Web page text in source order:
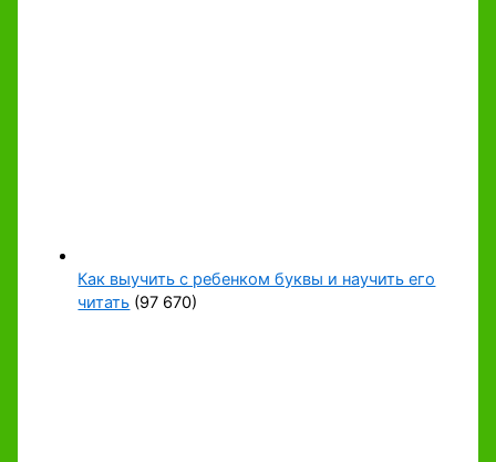
Как выучить с ребенком буквы и научить его
читать (97 670)